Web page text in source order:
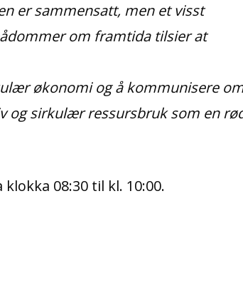
er sammensatt, men et visst
om framtida tilsier at
økonomi og å kommunisere
og sirkulær ressursbruk som en
08:30 til kl. 10:00.